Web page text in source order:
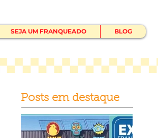
SEJA UM FRANQUEADO BLOG
Posts em destaque